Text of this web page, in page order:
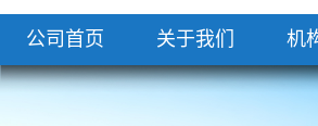
公司首页 关于我们 机